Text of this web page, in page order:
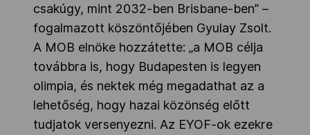
csakúgy, mint 2032-ben Brisbane-ben” –
fogalmazott köszöntőjében Gyulay Zsolt.
A MOB elnöke hozzátette: „a MOB célja
továbbra is, hogy Budapesten is legyen
olimpia, és nektek még megadathat az a
lehetőség, hogy hazai közönség előtt
tudjatok versenyezni. Az EYOF-ok ezekre